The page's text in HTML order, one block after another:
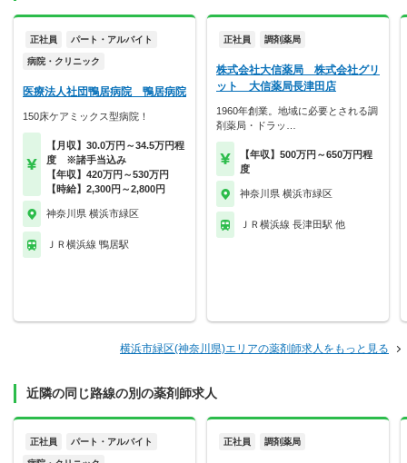
正社員 パート・アルバイト
病院・クリニック
医療法人社団鴨居病院 鴨居病院
150床ケアミックス型病院！
【月収】30.0万円～34.5万円程
度 ※諸手当込み
【年収】420万円～530万円
【時給】2,300円～2,800円
神奈川県 横浜市緑区
ＪＲ横浜線 鴨居駅
正社員 調剤薬局
株式会社大信薬局 株式会社グリ
ット 大信薬局長津田店
1960年創業。地域に必要とされる調
剤薬局・ドラッ…
【年収】500万円～650万円程
度
神奈川県 横浜市緑区
ＪＲ横浜線 長津田駅 他
横浜市緑区(神奈川県)エリアの薬剤師求人をもっと見る
近隣の同じ路線の別の薬剤師求人
正社員 パート・アルバイト 正社員 調剤薬局